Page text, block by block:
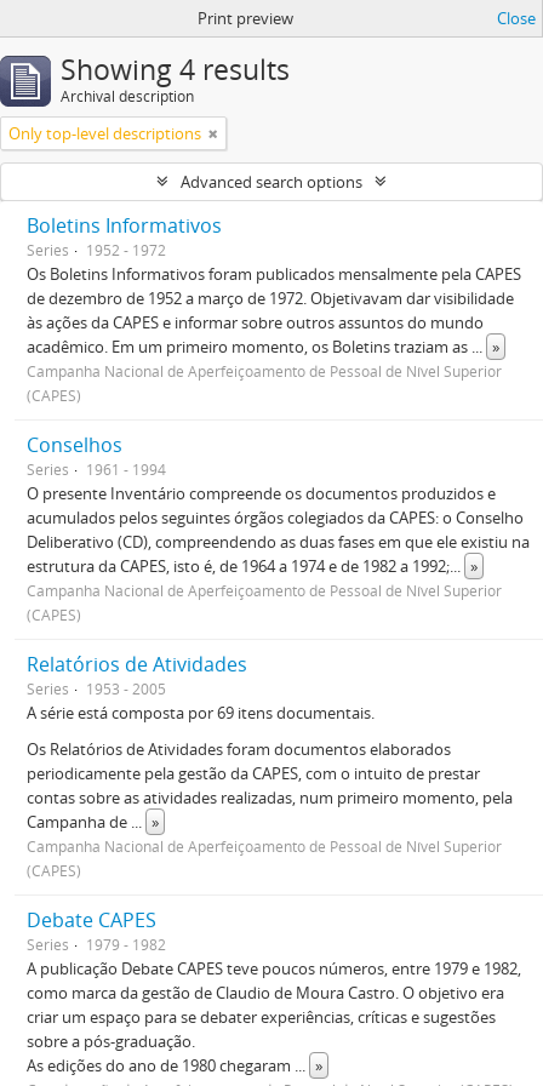
Print preview Close
Showing 4 results
Archival description
Only top-level descriptions
Advanced search options
Boletins Informativos
Series 1952 - 1972
Os Boletins Informativos foram publicados mensalmente pela CAPES
de dezembro de 1952 a março de 1972. Objetivavam dar visibilidade
às ações da CAPES e informar sobre outros assuntos do mundo
acadêmico. Em um primeiro momento, os Boletins traziam as ... »
Campanha Nacional de Aperfeiçoamento de Pessoal de Nível Superior
(CAPES)
Conselhos
Series 1961 - 1994
O presente Inventário compreende os documentos produzidos e
acumulados pelos seguintes órgãos colegiados da CAPES: o Conselho
Deliberativo (CD), compreendendo as duas fases em que ele existiu na
estrutura da CAPES, isto é, de 1964 a 1974 e de 1982 a 1992;... »
Campanha Nacional de Aperfeiçoamento de Pessoal de Nível Superior
(CAPES)
Relatórios de Atividades
Series 1953 - 2005
A série está composta por 69 itens documentais.
Os Relatórios de Atividades foram documentos elaborados
periodicamente pela gestão da CAPES, com o intuito de prestar
contas sobre as atividades realizadas, num primeiro momento, pela
Campanha de ... »
Campanha Nacional de Aperfeiçoamento de Pessoal de Nível Superior
(CAPES)
Debate CAPES
Series 1979 - 1982
A publicação Debate CAPES teve poucos números, entre 1979 e 1982,
como marca da gestão de Claudio de Moura Castro. O objetivo era
criar um espaço para se debater experiências, críticas e sugestões
sobre a pós-graduação.
As edições do ano de 1980 chegaram ... »